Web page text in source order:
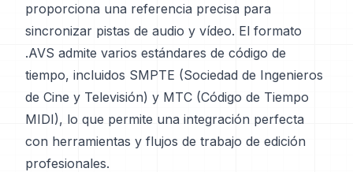
proporciona una referencia precisa para
sincronizar pistas de audio y vídeo. El formato
.AVS admite varios estándares de código de
tiempo, incluidos SMPTE (Sociedad de Ingenieros
de Cine y Televisión) y MTC (Código de Tiempo
MIDI), lo que permite una integración perfecta
con herramientas y flujos de trabajo de edición
profesionales.